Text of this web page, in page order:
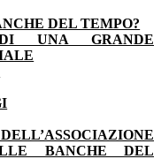
DEL TEMPO?
DI UNA GRANDE
BANCHE DEL